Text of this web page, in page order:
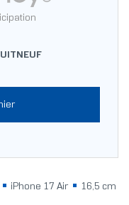
iPhone 17 Air
16,5 cm